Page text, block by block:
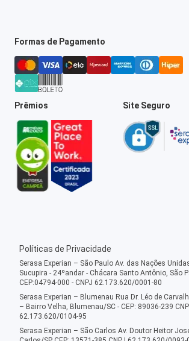
Formas de Pagamento
Prêmios Site Seguro
Políticas de Privacidade
Serasa Experian – São Paulo Av. das Nações
Sucupira - 24ºandar - Chácara Santo Antônio, São
CEP:04794-000 - CNPJ 62.173.620/0001-80
Serasa Experian – Blumenau Rua Dr. Léo de
– Bairro Velha, Blumenau/SC - CEP: 89036-239
62.173.620/0104-95
Serasa Experian – São Carlos Av. Doutor Heitor